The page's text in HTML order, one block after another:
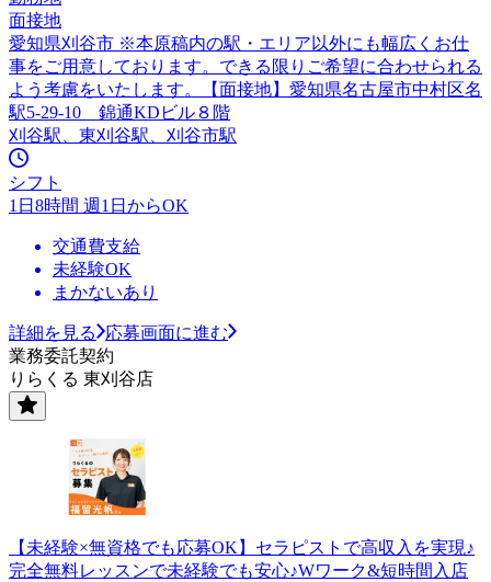
面接地
愛知県刈谷市 ※本原稿内の駅・エリア以外にも幅広くお仕
事をご用意しております。できる限りご希望に合わせられる
よう考慮をいたします。【面接地】愛知県名古屋市中村区名
駅5-29-10 錦通KDビル８階
刈谷駅、東刈谷駅、刈谷市駅
シフト
1日8時間 週1日からOK
交通費支給
未経験OK
まかないあり
詳細を見る
応募画面に進む
業務委託契約
りらくる 東刈谷店
【未経験×無資格でも応募OK】セラピストで高収入を実現♪
完全無料レッスンで未経験でも安心♪Wワーク&短時間入店